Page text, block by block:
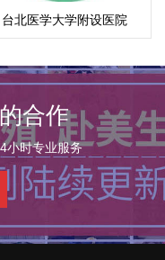
台北医学大学附设医院
合作
小时专业服务